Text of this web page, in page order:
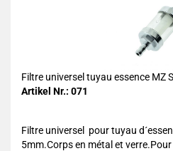
Filtre universel tuyau essence MZ
Artikel Nr.: 071
Filtre universel pour tuyau
5mm.Corps en métal et